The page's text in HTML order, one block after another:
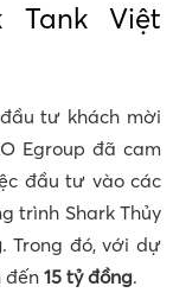
Tank Việt
tư khách mời
Egroup đã cam
đầu tư vào các
trình Shark Thủy
. Trong đó, với dự
đến15 tỷ đồng.